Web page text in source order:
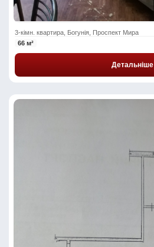
3-кімн. квартира, Богунія, Проспект Мира
66 м²
Детальніше